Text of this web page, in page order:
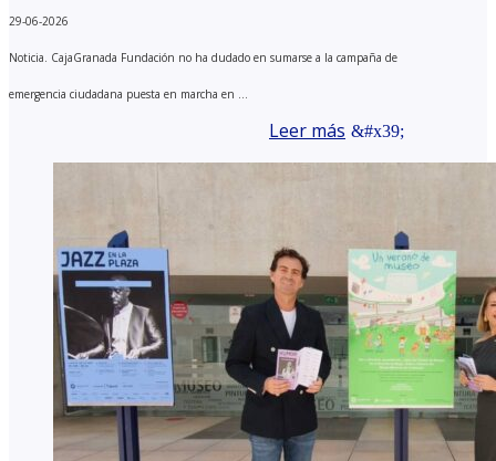
29-06-2026
Noticia. CajaGranada Fundación no ha dudado en sumarse a la campaña de
emergencia ciudadana puesta en marcha en ...
Leer más